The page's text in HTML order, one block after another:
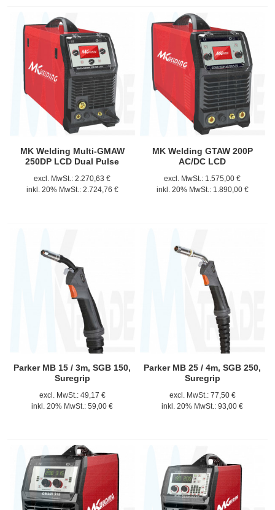
MK Welding Multi-GMAW
250DP LCD Dual Pulse
excl. MwSt.: 2.270,63 €
inkl. 20% MwSt.: 2.724,76 €
MK Welding GTAW 200P
AC/DC LCD
excl. MwSt.: 1.575,00 €
inkl. 20% MwSt.: 1.890,00 €
Parker MB 15 / 3m, SGB 150,
Suregrip
excl. MwSt.: 49,17 €
inkl. 20% MwSt.: 59,00 €
Parker MB 25 / 4m, SGB 250,
Suregrip
excl. MwSt.: 77,50 €
inkl. 20% MwSt.: 93,00 €